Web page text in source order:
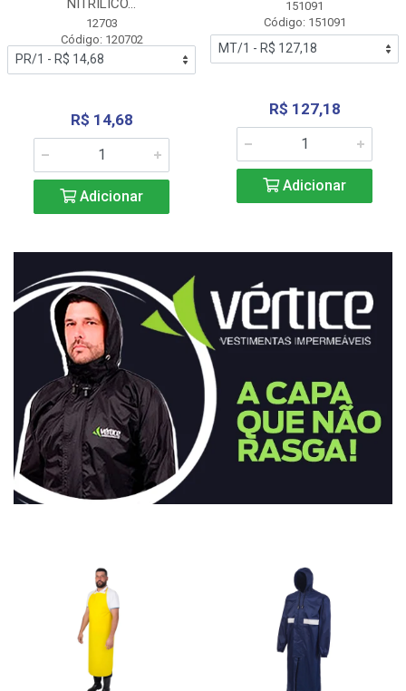
NITRÍLICO...
12703
Código: 120702
R$ 14,68
Adicionar
151091
Código: 151091
R$ 127,18
Adicionar